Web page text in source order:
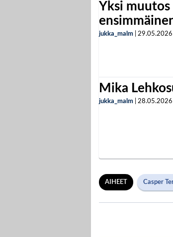
Yksi muutos
jukka_malm 29.05.2026
Mika
jukka_malm 28.05.2026
AIHEET Casper